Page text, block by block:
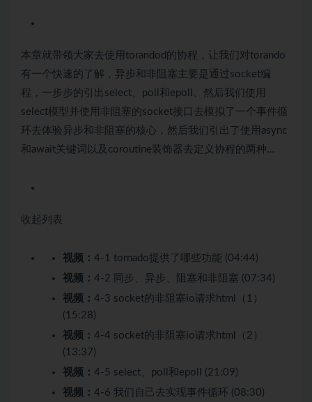
本章就带领大家去使用torandod的协程，让我们对torando
有一个快速的了解，异步和非阻塞主要是通过socket编
程，一步步的引出select、poll和epoll、然后我们使用
select模型并使用非阻塞的socket接口去模拟了一个事件循
环去体验异步和非阻塞的核心，然后我们引出了使用async
和await关键词以及coroutine装饰器去定义协程的两种…
收起列表
视频： 4-1 tornado提供了哪些功能 (04:44)
视频： 4-2 同步、异步、阻塞和非阻塞 (07:34)
视频： 4-3 socket的非阻塞io请求html（1）
(15:28)
视频： 4-4 socket的非阻塞io请求html（2）
(13:37)
视频： 4-5 select、poll和epoll (21:09)
视频： 4-6 我们自己去实现事件循环 (08:30)